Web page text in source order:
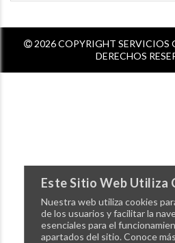
Este Sitio Web Utiliza
Nuestra web utiliza cookies
de los usuarios y facilitar la
esenciales para el
apartados del sitio. Conoce
2026 COPYRIGHT SERVICIOS
DERECHOS